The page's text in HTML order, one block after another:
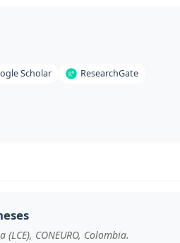
Scholar ResearchGate
CONEURO, Colombia.